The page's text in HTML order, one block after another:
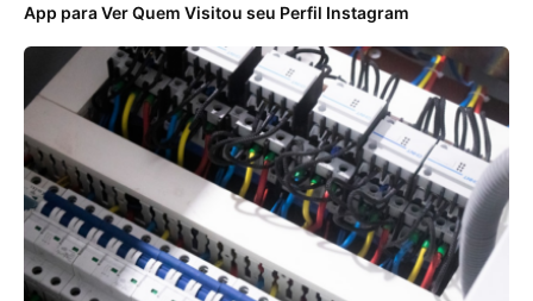
App para Ver Quem Visitou seu Perfil Instagram